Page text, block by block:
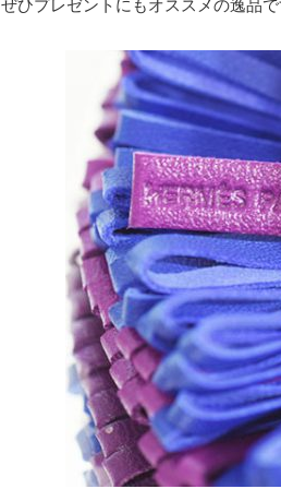
ぜひプレゼントにもオススメの逸品